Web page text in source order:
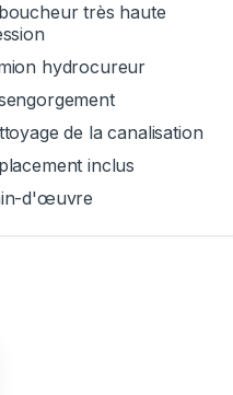
très haute
hydrocureur
de la canalisation
inclus
d'œuvre